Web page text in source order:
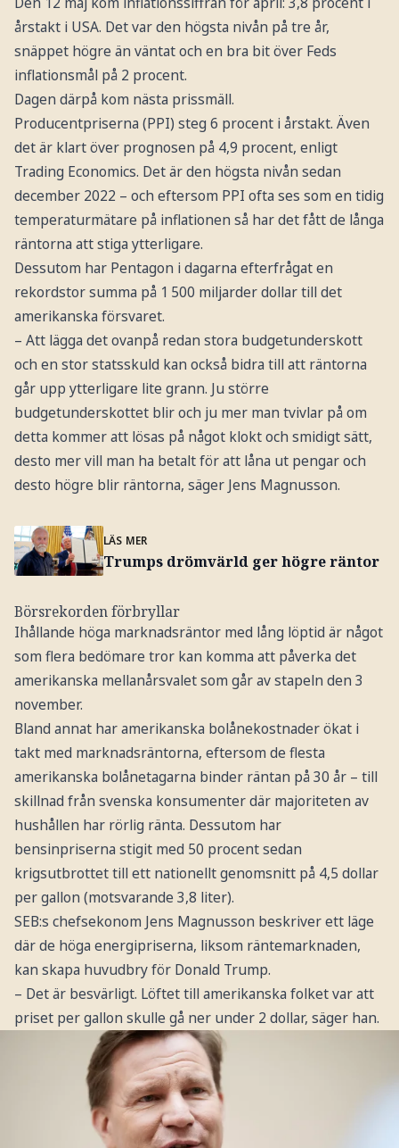
årstakt i USA. Det var den högsta nivån på tre år,
snäppet högre än väntat och en bra bit över Feds
inflationsmål på 2 procent.
Dagen därpå kom nästa prissmäll.
Producentpriserna (PPI) steg 6 procent i årstakt. Även
det är klart över prognosen på 4,9 procent, enligt
Trading Economics. Det är den högsta nivån sedan
december 2022 – och eftersom PPI ofta ses som en tidig
temperaturmätare på inflationen så har det fått de långa
räntorna att stiga ytterligare.
Dessutom har Pentagon i dagarna efterfrågat en
rekordstor summa på 1 500 miljarder dollar till det
amerikanska försvaret.
– Att lägga det ovanpå redan stora budgetunderskott
och en stor statsskuld kan också bidra till att räntorna
går upp ytterligare lite grann. Ju större
budgetunderskottet blir och ju mer man tvivlar på om
detta kommer att lösas på något klokt och smidigt sätt,
desto mer vill man ha betalt för att låna ut pengar och
desto högre blir räntorna, säger Jens Magnusson.
LÄS MER
Trumps drömvärld ger högre räntor
Börsrekorden förbryllar
Ihållande höga marknadsräntor med lång löptid är något
som flera bedömare tror kan komma att påverka det
amerikanska mellanårsvalet som går av stapeln den 3
november.
Bland annat har amerikanska bolånekostnader ökat i
takt med marknadsräntorna, eftersom de flesta
amerikanska bolånetagarna binder räntan på 30 år – till
skillnad från svenska konsumenter där majoriteten av
hushållen har rörlig ränta. Dessutom har
bensinpriserna stigit med 50 procent sedan
krigsutbrottet till ett nationellt genomsnitt på 4,5 dollar
per gallon (motsvarande 3,8 liter).
SEB:s chefsekonom Jens Magnusson beskriver ett läge
där de höga energipriserna, liksom räntemarknaden,
kan skapa huvudbry för Donald Trump.
– Det är besvärligt. Löftet till amerikanska folket var att
priset per gallon skulle gå ner under 2 dollar, säger han.